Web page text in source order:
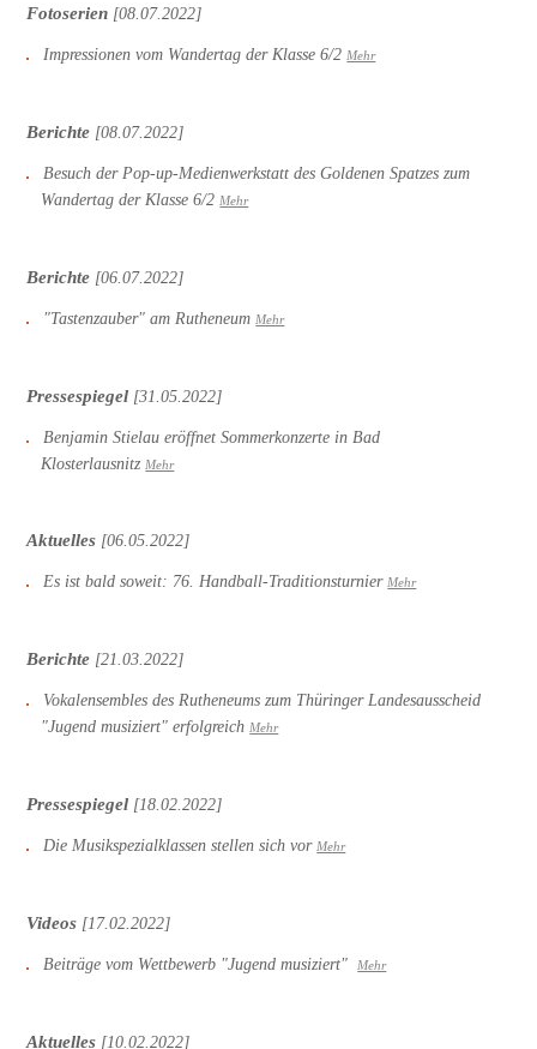
Fotoserien [08.07.2022]
Impressionen vom Wandertag der Klasse 6/2 Mehr
Berichte [08.07.2022]
Besuch der Pop-up-Medienwerkstatt des Goldenen Spatzes zum
Wandertag der Klasse 6/2 Mehr
Berichte [06.07.2022]
"Tastenzauber" am Rutheneum Mehr
Pressespiegel [31.05.2022]
Benjamin Stielau eröffnet Sommerkonzerte in Bad
Klosterlausnitz Mehr
Aktuelles [06.05.2022]
Es ist bald soweit: 76. Handball-Traditionsturnier Mehr
Berichte [21.03.2022]
Vokalensembles des Rutheneums zum Thüringer Landesausscheid
"Jugend musiziert" erfolgreich Mehr
Pressespiegel [18.02.2022]
Die Musikspezialklassen stellen sich vor Mehr
Videos [17.02.2022]
Beiträge vom Wettbewerb "Jugend musiziert" Mehr
Aktuelles [10.02.2022]